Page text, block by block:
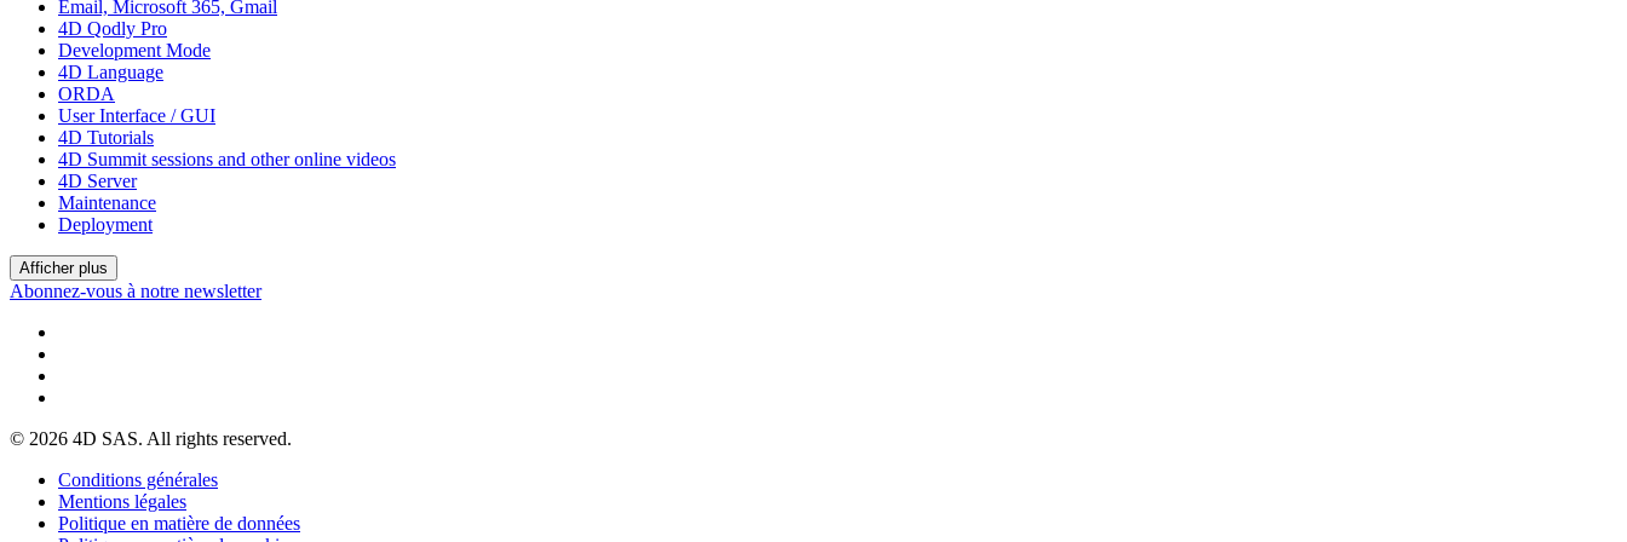
Email, Microsoft 365, Gmail
4D Qodly Pro
Development Mode
4D Language
ORDA
User Interface / GUI
4D Tutorials
4D Summit sessions and other online videos
4D Server
Maintenance
Deployment
Afficher plus
Abonnez-vous à notre newsletter
© 2026 4D SAS. All rights reserved.
Conditions générales
Mentions légales
Politique en matière de données